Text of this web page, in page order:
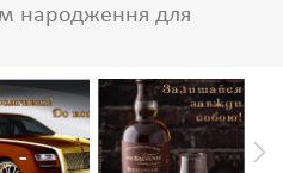
народження для